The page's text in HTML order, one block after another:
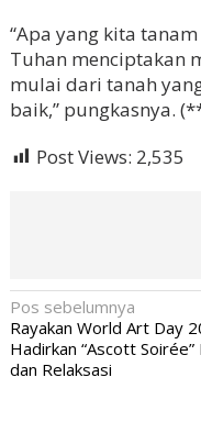
“Apa yang kita
Tuhan menciptakan
mulai dari tanah
baik,” pungkasnya.
Post Views: 2,535
N
a
v
Pos sebelumnya
Rayakan World Art Day
Hadirkan “Ascott Soirée”
dan Relaksasi